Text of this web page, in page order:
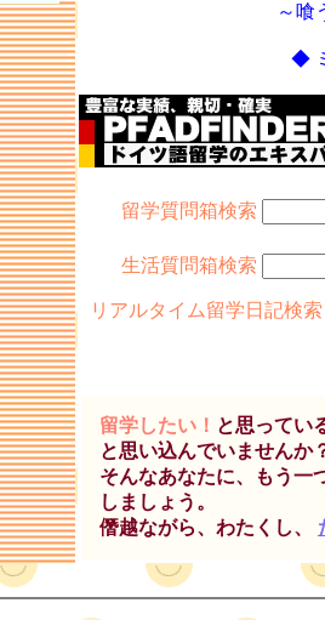
～喰
◆
留学質問箱検索
生活質問箱検索
リアルタイム留学日記検
留学したい！ と思ってい
と思い込んでいませんか
そんなあなたに、もう一
しましょう。
僭越ながら、わたくし、